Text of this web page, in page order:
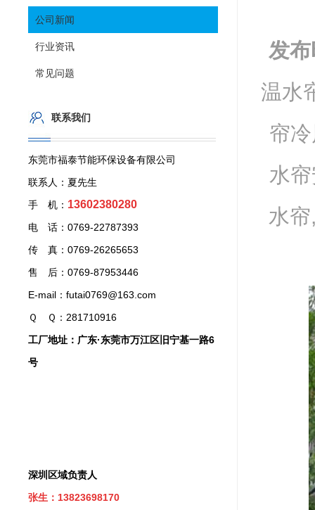
发
温水
帘
水
水
公司新闻
行业资讯
常见问题
联系我们
东莞市福泰节能环保设备有限公司
联系人：夏先生
手 机： 13602380280
电 话：0769-22787393
传 真：0769-26265653
售 后：0769-87953446
E-mail：futai0769@163.com
Ｑ Ｑ：281710916
工厂地址：广东·东莞市万江区旧宁基一路6
号
深圳区域负责人
张生：13823698170